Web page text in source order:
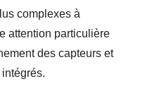
complexes à
attention particulière
des capteurs et